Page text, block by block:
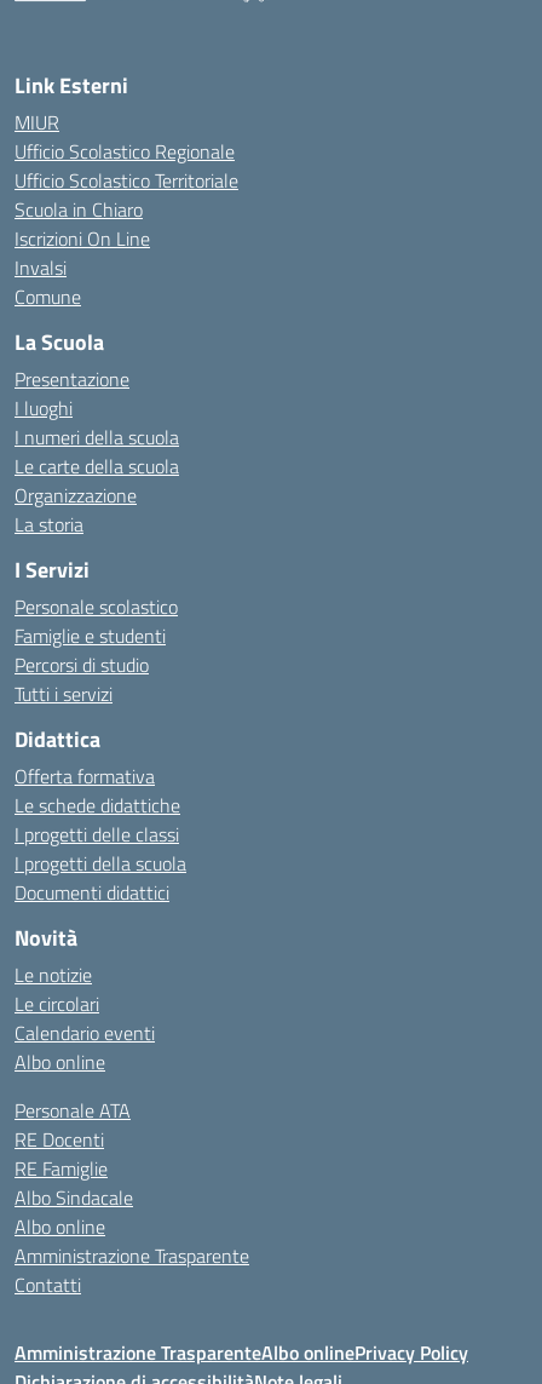
Link Esterni
MIUR
Ufficio Scolastico Regionale
Ufficio Scolastico Territoriale
Scuola in Chiaro
Iscrizioni On Line
Invalsi
Comune
La Scuola
Presentazione
I luoghi
I numeri della scuola
Le carte della scuola
Organizzazione
La storia
I Servizi
Personale scolastico
Famiglie e studenti
Percorsi di studio
Tutti i servizi
Didattica
Offerta formativa
Le schede didattiche
I progetti delle classi
I progetti della scuola
Documenti didattici
Novità
Le notizie
Le circolari
Calendario eventi
Albo online
Personale ATA
RE Docenti
RE Famiglie
Albo Sindacale
Albo online
Amministrazione Trasparente
Contatti
Amministrazione TrasparenteAlbo onlinePrivacy Policy